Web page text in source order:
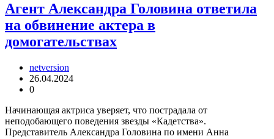
Агент Александра Головина ответила
на обвинение актера в
домогательствах
netversion
26.04.2024
0
Начинающая актриса уверяет, что пострадала от
неподобающего поведения звезды «Кадетства».
Представитель Александра Головина по имени Анна